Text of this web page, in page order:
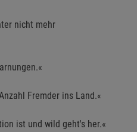
nicht mehr
Fremder ins Land.«
ist und wild geht's her.«